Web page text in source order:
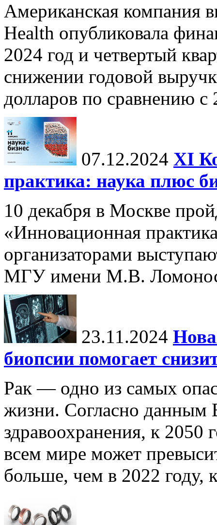
Американская компания
Health опубликовала
2024 год и четвертый
снижении годовой
долларов по сравнению с
07.12.2024 ХI
практика: наука плюс
10 декабря в Москве
«Инновационная
организаторами
МГУ имени М.В.
23.11.2024
биопсии помогает
Рак — одно из самых
жизни. Согласно данным
здравоохранения, к 2050
всем мире может
больше, чем в 2022 году,